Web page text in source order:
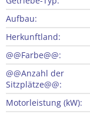
Aufbau:
Herkunftland:
@@Farbe@@:
@@Anzahl der
Sitzplätze@@:
Motorleistung (kW):